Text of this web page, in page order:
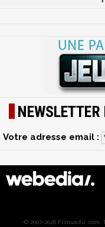
Votre adresse email :
© 2007-2026 Filmsactu